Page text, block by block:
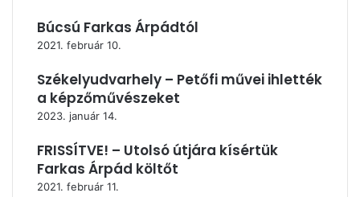
Búcsú Farkas Árpádtól
2021. február 10.
Székelyudvarhely – Petőfi művei ihlették
a képzőművészeket
2023. január 14.
FRISSÍTVE! – Utolsó útjára kísértük
Farkas Árpád költőt
2021. február 11.